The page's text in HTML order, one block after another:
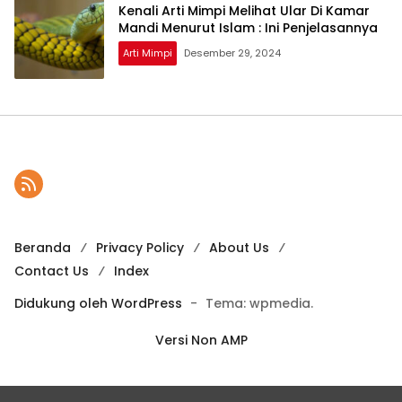
Kenali Arti Mimpi Melihat Ular Di Kamar
Mandi Menurut Islam : Ini Penjelasannya
Arti Mimpi Desember 29, 2024
Beranda Privacy Policy
About Us
Contact Us
Index
Didukung oleh WordPress - Tema: wpmedia.
Versi Non AMP